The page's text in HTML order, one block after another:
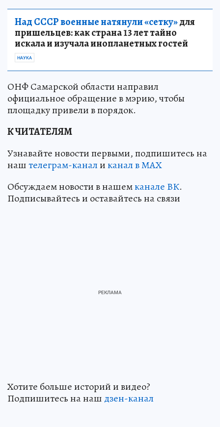
Над СССР военные натянули «сетку»для
пришельцев: как страна 13 лет тайно
искала и изучала инопланетных гостей
НАУКА
ОНФ Самарской области направил
официальное обращение в мэрию, чтобы
площадку привели в порядок.
К ЧИТАТЕЛЯМ
Узнавайте новости первыми, подпишитесь на
наштелеграм-каналиканал в МАХ
Обсуждаем новости в нашемканале ВК.
Подписывайтесь и оставайтесь на связи
Хотите больше историй и видео?
Подпишитесь на наш дзен-канал